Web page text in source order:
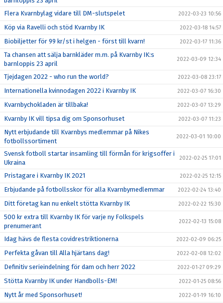
Flera Kvarnbylag vidare till DM-slutspelet
2022-03-23 10:56
Köp via Ravelli och stöd Kvarnby IK 2022-03-18 14:57
Biobiljetter för 99 kr/st i helgen - först till kvarn! 2022-03-17 11:36
Ta chansen att sälja barnkläder m.m. på Kvarnby IK:s
barnloppis 23 april
2022-03-09 12:34
Tjejdagen 2022 - who run the world? 2022-03-08 23:17
Internationella kvinnodagen 2022 i Kvarnby IK 2022-03-07 16:30
Kvarnbychokladen är tillbaka! 2022-03-07 13:29
Kvarnby IK vill tipsa dig om Sponsorhuset 2022-03-07 11:23
Nytt erbjudande till Kvarnbys medlemmar på Nikes
fotbollssortiment
2022-03-01 10:00
Svensk fotboll startar insamling till förmån för krigsoffer i
Ukraina
2022-02-25 17:01
Pristagare i Kvarnby IK 2021 2022-02-25 12:15
Erbjudande på fotbollsskor för alla Kvarnbymedlemmar 2022-02-24 13:40
Ditt företag kan nu enkelt stötta Kvarnby IK 2022-02-22 15:30
500 kr extra till Kvarnby IK för varje ny Folkspels
prenumerant
2022-02-13 15:08
Idag hävs de flesta covidrestriktionerna 2022-02-09 06:25
Perfekta gåvan till Alla hjärtans dag! 2022-02-08 12:02
Definitiv serieindelning för dam och herr 2022 2022-01-27 09:29
Stötta Kvarnby IK under Handbolls-EM! 2022-01-25 08:56
Nytt år med Sponsorhuset! 2022-01-19 16:10